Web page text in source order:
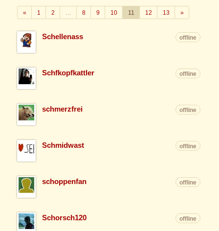
«Zurück
1 2 8 9 10 11 12 13 »Weiter
Schellenass offline
Schfkopfkattler offline
schmerzfrei offline
Schmidwast offline
schoppenfan offline
Schorsch120 offline